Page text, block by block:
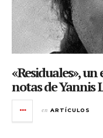
«Residuales»,
notas de Yannis
en ARTÍCULOS